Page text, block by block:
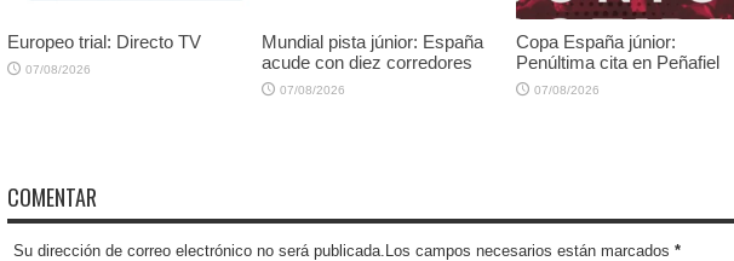
Europeo trial: Directo TV
07/08/2026
Mundial pista júnior: España
acude con diez corredores
07/08/2026
Copa España júnior:
Penúltima cita en Peñafiel
07/08/2026
COMENTAR
Su dirección de correo electrónico no será publicada.Los campos necesarios están marcados *